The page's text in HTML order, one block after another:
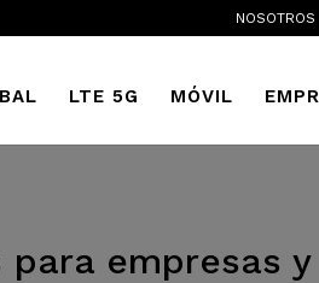
NOSOTROS
LTE 5G MÓVIL
empresas y